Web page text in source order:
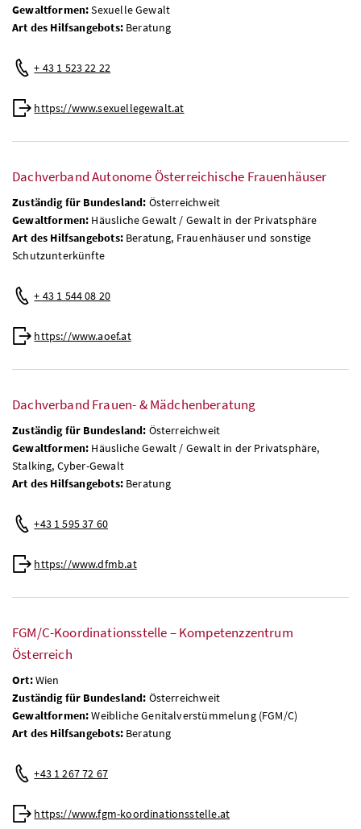
Gewaltformen:Sexuelle Gewalt
Art des Hilfsangebots:Beratung
+ 43 1 523 22 22
https://www.sexuellegewalt.at
Dachverband Autonome Österreichische Frauenhäuser
Zuständig für Bundesland: Österreichweit
Gewaltformen: Häusliche Gewalt / Gewalt in der Privatsphäre
Art des Hilfsangebots:Beratung, Frauenhäuser und sonstige
Schutzunterkünfte
+ 43 1 544 08 20
https://www.aoef.at
Dachverband Frauen- & Mädchenberatung
Zuständig für Bundesland: Österreichweit
Gewaltformen: Häusliche Gewalt / Gewalt in der Privatsphäre,
Stalking, Cyber-Gewalt
Art des Hilfsangebots:Beratung
+43 1 595 37 60
https://www.dfmb.at
FGM/C-Koordinationsstelle – Kompetenzzentrum
Österreich
Ort:Wien
Zuständig für Bundesland: Österreichweit
Gewaltformen:Weibliche Genitalverstümmelung (FGM/C)
Art des Hilfsangebots:Beratung
+43 1 267 72 67
https://www.fgm-koordinationsstelle.at